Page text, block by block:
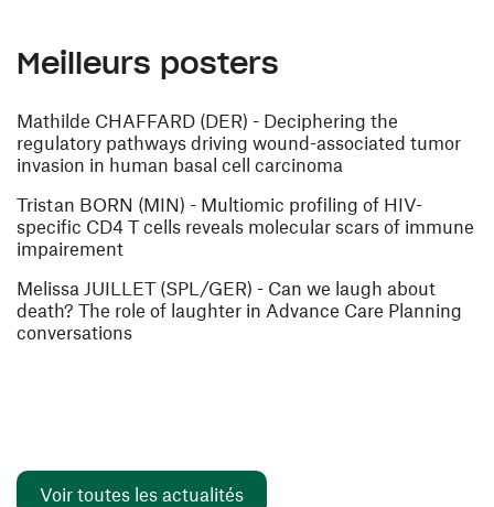
Meilleurs posters
Mathilde CHAFFARD (DER) - Deciphering the
regulatory pathways driving wound-associated tumor
invasion in human basal cell carcinoma
Tristan BORN (MIN) - Multiomic profiling of HIV-
specific CD4 T cells reveals molecular scars of immune
impairement
Melissa JUILLET(SPL/GER) - Can we laugh about
death? The role of laughter in Advance Care Planning
conversations
Voir toutes les actualités